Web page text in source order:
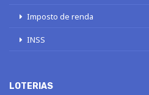
Imposto de renda
INSS
LOTERIAS